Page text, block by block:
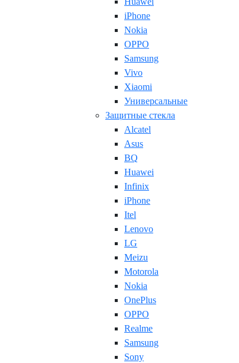
iPhone
Nokia
OPPO
Samsung
Vivo
Xiaomi
Универсальные
Защитные стекла
Alcatel
Asus
BQ
Huawei
Infinix
iPhone
Itel
Lenovo
LG
Meizu
Motorola
Nokia
OnePlus
OPPO
Realme
Samsung
Sony